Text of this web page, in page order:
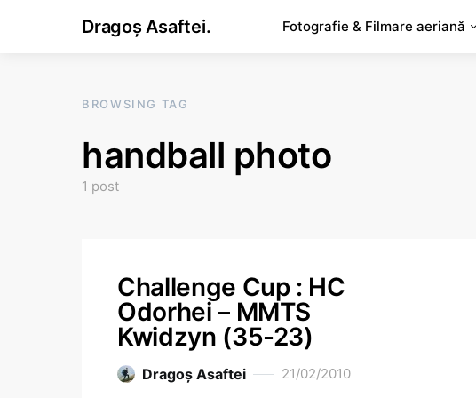
Dragoș Asaftei. Fotografie & Filmare aeriană
BROWSING TAG
handball photo
1 post
Challenge Cup : HC
Odorhei – MMTS
Kwidzyn (35-23)
Dragoş Asaftei 21/02/2010